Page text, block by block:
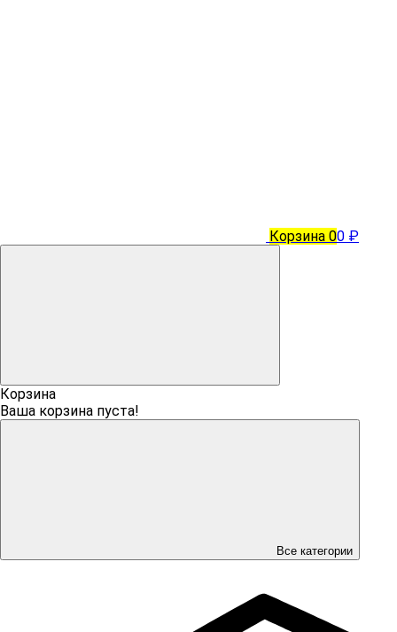
Корзина 00 ₽
Корзина
Ваша корзина пуста!
Все категории